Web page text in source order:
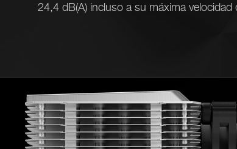
24,4 dB(A) incluso a su máxima